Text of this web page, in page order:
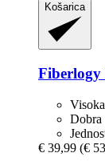
Košarica
Fiberlogy
Dobra
€ 39,99 (€